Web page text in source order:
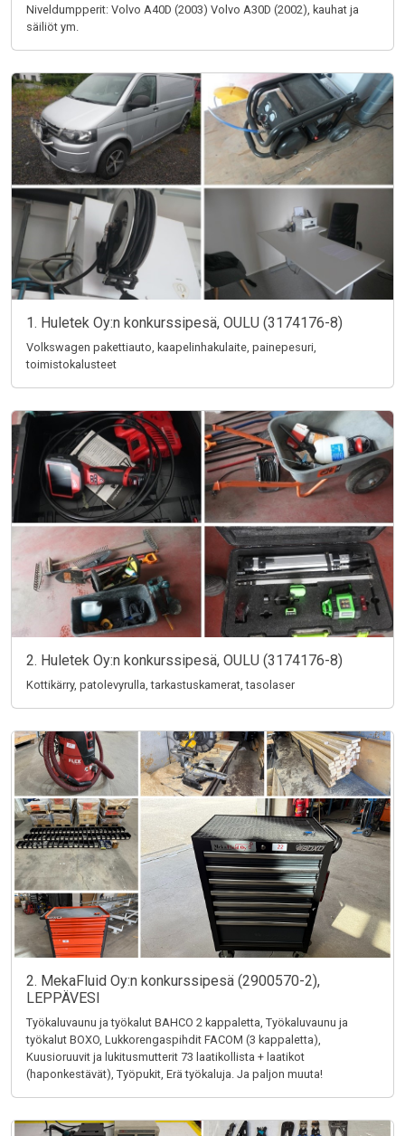
Niveldumpperit: Volvo A40D (2003) Volvo A30D (2002), kauhat ja
säiliöt ym.
1. Huletek Oy:n konkurssipesä, OULU (3174176-8)
Volkswagen pakettiauto, kaapelinhakulaite, painepesuri,
toimistokalusteet
2. Huletek Oy:n konkurssipesä, OULU (3174176-8)
Kottikärry, patolevyrulla, tarkastuskamerat, tasolaser
2. MekaFluid Oy:n konkurssipesä (2900570-2),
LEPPÄVESI
Työkaluvaunu ja työkalut BAHCO 2 kappaletta, Työkaluvaunu ja
työkalut BOXO, Lukkorengaspihdit FACOM (3 kappaletta),
Kuusioruuvit ja lukitusmutterit 73 laatikollista + laatikot
(haponkestävät), Työpukit, Erä työkaluja. Ja paljon muuta!